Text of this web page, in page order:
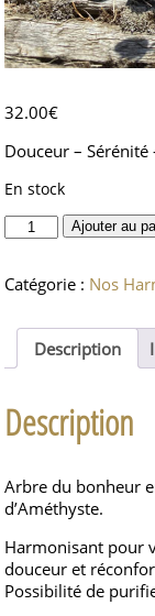
32.00€
Douceur –
En stock
quantité
Quartz
sur
druse
Ajouter au
Catégorie : Nos
Description
Description
Arbre du bonheur
d’Améthyste.
Harmonisant pour
douceur et
Possibilité de